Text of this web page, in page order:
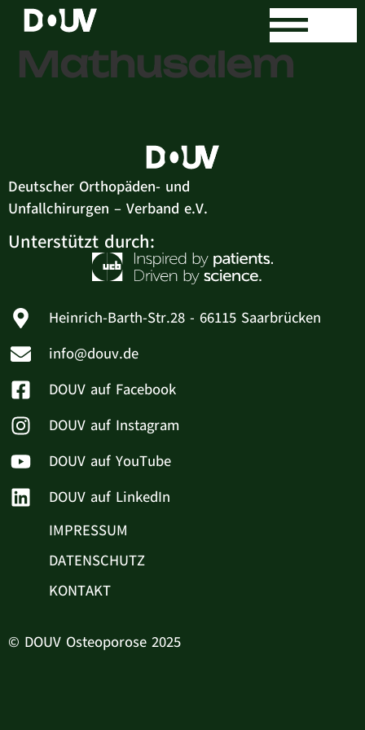
Dr. med. Jens
Mathusalem
Deutscher Orthopäden- und
Unfallchirurgen – Verband e.V.
Unterstützt durch:
Heinrich-Barth-Str.28 - 66115 Saarbrücken
info@douv.de
DOUV auf Facebook
DOUV auf Instagram
DOUV auf YouTube
DOUV auf LinkedIn
IMPRESSUM
DATENSCHUTZ
KONTAKT
© DOUV Osteoporose 2025